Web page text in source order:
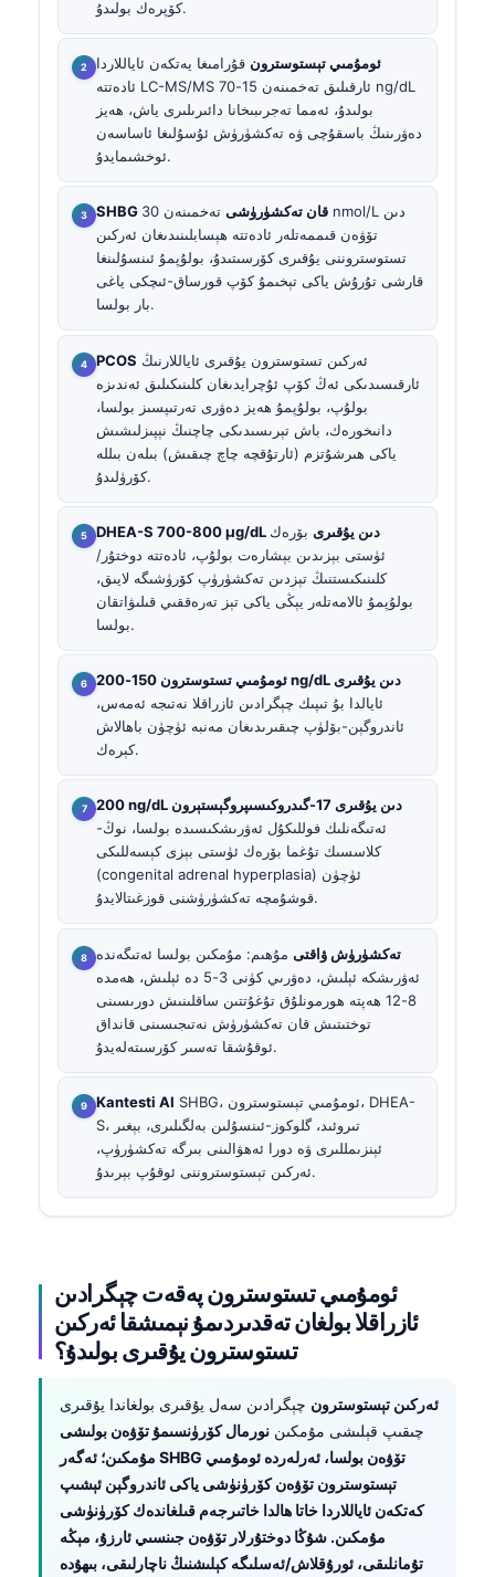
كۆپرەك بولىدۇ.
ئومۇمىي تېستوسترون قۇرامىغا يەتكەن ئاياللاردا
ئادەتتە LC-MS/MS ئارقىلىق تەخمىنەن 15-70 ng/dL
بولىدۇ، ئەمما تەجرىبىخانا دائىرىلىرى ياش، ھەيز
دەۋرىنىڭ باسقۇچى ۋە تەكشۈرۈش ئۇسۇلىغا ئاساسەن
ئوخشىمايدۇ.
SHBG قان تەكشۈرۈشى
تەخمىنەن 30 nmol/L دىن
تۆۋەن قىممەتلەر ئادەتتە ھېسابلىنىدىغان ئەركىن
تستوستروننى يۇقىرى كۆرسىتىدۇ، بولۇپمۇ ئىنسۇلىنغا
قارشى تۇرۇش ياكى تېخىمۇ كۆپ قورساق-ئىچكى ياغى
بار بولسا.
PCOS
ئارقىسىدىكى ئەڭ كۆپ ئۇچرايدىغان كلىنىكىلىق ئەندىزە
بولۇپ، بولۇپمۇ ھەيز دەۋرى تەرتىپسىز بولسا،
دانىخورەك، باش تېرىسىدىكى چاچنىڭ نېپىزلىشىش
ياكى ھىرشۇتزم (ئارتۇقچە چاچ چىقىش) بىلەن بىللە
كۆرۈلىدۇ.
DHEA-S 700-800 µg/dL دىن يۇقىرى بۆرەك
ئۈستى بېزىدىن بېشارەت بولۇپ، ئادەتتە دوختۇر/
كلىنىكىستنىڭ تېزدىن تەكشۈرۈپ كۆرۈشىگە لايىق،
بولۇپمۇ ئالامەتلەر يېڭى ياكى تېز تەرەققىي قىلىۋاتقان
بولسا.
ئومۇمىي تستوسترون 150-200 ng/dL دىن يۇقىرى
ئايالدا بۇ تىپىك چېگرادىن ئازراقلا نەتىجە ئەمەس،
ئاندروگېن-بۆلۈپ چىقىرىدىغان مەنبە ئۈچۈن باھالاش
كېرەك.
200 ng/dL دىن يۇقىرى 17-گىدروكىسىپروگېستېرون
ئەتىگەنلىك فوللىكۇل ئەۋرىشكىسىدە بولسا، نوڭ-
كلاسسىك تۇغما بۆرەك ئۈستى بېزى كېسەللىكى
(congenital adrenal hyperplasia) ئۈچۈن
قوشۇمچە تەكشۈرۈشنى قوزغىتالايدۇ.
تەكشۈرۈش ۋاقتى مۇھىم: مۇمكىن بولسا ئەتىگەندە
ئەۋرىشكە ئېلىش، دەۋرىي كۈنى 3-5 دە ئېلىش، ھەمدە
8-12 ھەپتە ھورمونلۇق تۇغۇتتىن ساقلىنىش دورىسىنى
توختىتىش قان تەكشۈرۈش نەتىجىسىنى قانداق
ئوقۇشقا تەسىر كۆرسىتەلەيدۇ.
Kantesti AI SHBG، ئومۇمىي تېستوسترون، DHEA-
S، تىروئىد، گلوكوز-ئىنسۇلىن بەلگىلىرى، بېغىر
ئېنزىمللىرى ۋە دورا ئەھۋالىنى بىرگە تەكشۈرۈپ،
ئەركىن تېستوستروننى ئوقۇپ بېرىدۇ.
ئومۇمىي تستوسترون پەقەت چېگرادىن
ئازراقلا بولغان تەقدىردىمۇ نېمىشقا ئەركىن
تستوسترون يۇقىرى بولىدۇ؟
ئەركىن تېستوسترون چېگرادىن سەل يۇقىرى بولغاندا يۇقىرى
چىقىپ قېلىشى مۇمكىن نورمال كۆرۈنسىمۇ تۆۋەن بولىشى
مۇمكىن؛ ئەگەر SHBG تۆۋەن بولسا، ئەرلەردە ئومۇمىي
تېستوسترون تۆۋەن كۆرۈنۈشى ياكى ئاندروگېن ئېشىپ
كەتكەن ئاياللاردا خاتا ھالدا خاتىرجەم قىلغاندەك كۆرۈنۈشى
مۇمكىن. شۇڭا دوختۇرلار تۆۋەن جىنسىي ئارزۇ، مېڭە
تۇمانلىقى، ئورۇقلاش/ئەسلىگە كېلىشنىڭ ناچارلىقى، بىھۇدە